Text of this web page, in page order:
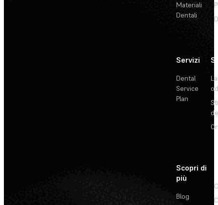
Materiali
Dentali
Servizi
Dental
Service
Plan
Scopri di
più
Blog